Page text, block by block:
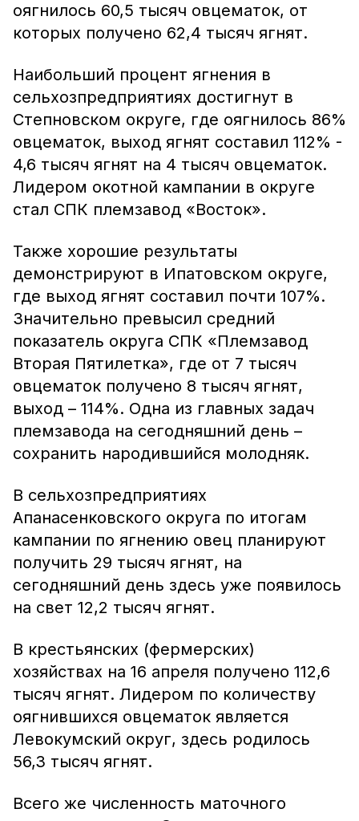
оягнилось 60,5 тысяч овцематок, от
которых получено 62,4 тысяч ягнят.
Наибольший процент ягнения в
сельхозпредприятиях достигнут в
Степновском округе, где оягнилось 86%
овцематок, выход ягнят составил 112% -
4,6 тысяч ягнят на 4 тысяч овцематок.
Лидером окотной кампании в округе
стал СПК племзавод «Восток».
Также хорошие результаты
демонстрируют в Ипатовском округе,
где выход ягнят составил почти 107%.
Значительно превысил средний
показатель округа СПК «Племзавод
Вторая Пятилетка», где от 7 тысяч
овцематок получено 8 тысяч ягнят,
выход – 114%. Одна из главных задач
племзавода на сегодняшний день –
сохранить народившийся молодняк.
В сельхозпредприятиях
Апанасенковского округа по итогам
кампании по ягнению овец планируют
получить 29 тысяч ягнят, на
сегодняшний день здесь уже появилось
на свет 12,2 тысяч ягнят.
В крестьянских (фермерских)
хозяйствах на 16 апреля получено 112,6
тысяч ягнят. Лидером по количеству
оягнившихся овцематок является
Левокумский округ, здесь родилось
56,3 тысяч ягнят.
Всего же численность маточного